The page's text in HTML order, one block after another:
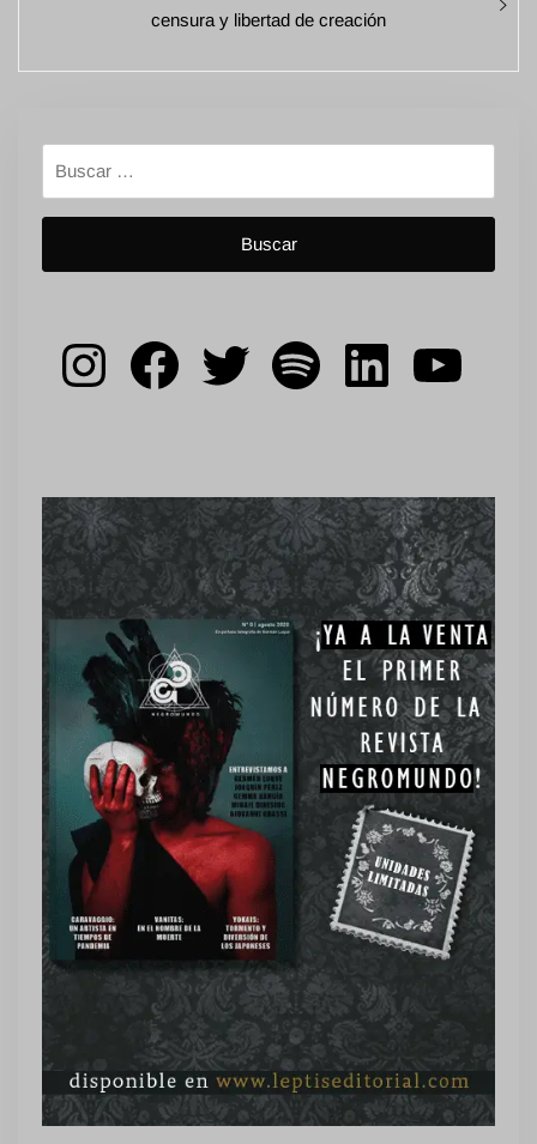
censura y libertad de creación
Instagram
Facebook
TwitterSpotify
LinkedIn